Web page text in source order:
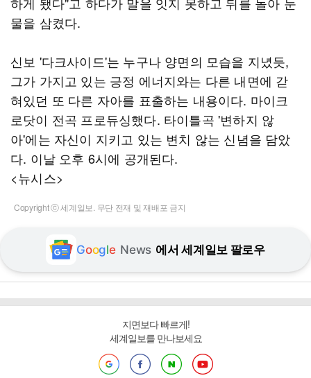
물을 삼켰다.
신보 '다크사이드'는 누구나 양면의 모습을 지녔듯,
그가 가지고 있는 긍정 에너지와는 다른 내면에 갇
혀있던 또 다른 자아를 표출하는 내용이다. 마이크
로닷이 전곡 프로듀싱했다. 타이틀곡 '변하지 않
아'에는 자신이 지키고 있는 변치 않는 신념을 담았
다. 이날 오후 6시에 공개된다.
<뉴시스>
Copyright ⓒ 세계일보. 무단 전재 및 재배포 금지
Google News 에서 세계일보 팔로우
지면보다 빠르게!
세계일보를 만나보세요